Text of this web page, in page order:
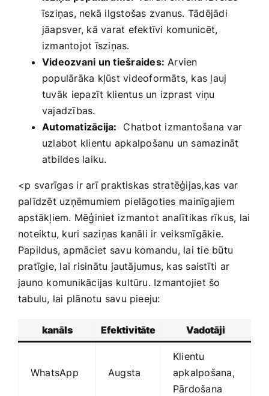
‌īsziņas, nekā ilgstošas zvanus.⁣ Tādējādi
jāapsver, kā ‍varat efektīvi ⁣komunicēt,
izmantojot īsziņas.
Videozvani un tiešraides: Arvien
populārāka‌ kļūst videoformāts,‌ kas ļauj
tuvāk⁤ iepazīt⁤ klientus ‌un izprast viņu
vajadzības.
Automatizācija: ⁤ Chatbot⁣ izmantošana var
uzlabot ‍klientu apkalpošanu un samazināt
atbildes laiku.
<p ⁤svarīgas ⁤ir arī praktiskas stratēģijas,kas var
palīdzēt uzņēmumiem ⁢pielāgoties ⁢mainīgajiem
apstākļiem. ‍Mēģiniet izmantot analītikas rīkus, lai
noteiktu, kuri saziņas kanāli ir veiksmīgākie.
‌Papildus,‍ apmāciet⁣ savu komandu, lai tie būtu
pratīgie, lai risinātu jautājumus,‌ kas saistīti ar
jauno komunikācijas⁢ kultūru. Izmantojiet‌ šo
tabulu, lai plānotu savu pieeju:
kanāls Efektivitāte Vadotāji
WhatsApp Augsta
Klientu
apkalpošana,
Pārdošana